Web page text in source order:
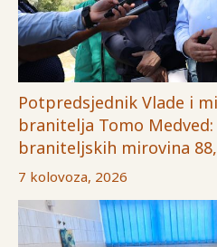
Potpredsjednik Vlade i
branitelja Tomo Medved:
braniteljskih mirovina
7 kolovoza, 2026